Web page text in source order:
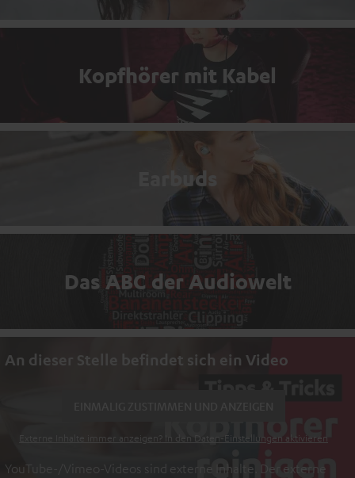
Kopfhörer mit Kabel
Earbuds
Das ABC der Audiowelt
An dieser Stelle befindet sich ein Video
Externe Inhalte immer anzeigen? In den Daten‑Einstellungen aktivieren
YouTube-/Vimeo-Videos sind externe Inhalte. Der externe